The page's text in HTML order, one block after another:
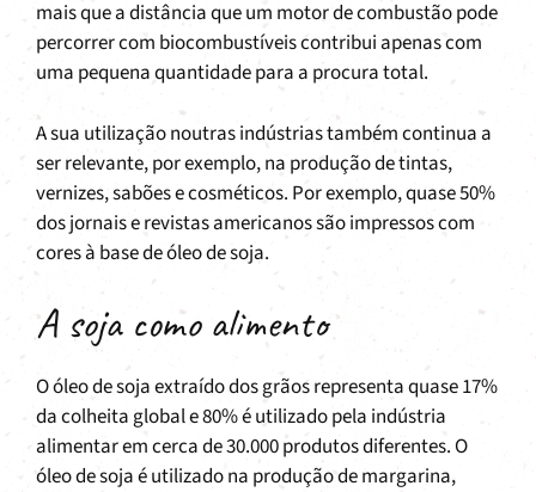
mais que a distância que um motor de combustão pode
percorrer com biocombustíveis contribui apenas com
uma pequena quantidade para a procura total.
A sua utilização noutras indústrias também continua a
ser relevante, por exemplo, na produção de tintas,
vernizes, sabões e cosméticos. Por exemplo, quase 50%
dos jornais e revistas americanos são impressos com
cores à base de óleo de soja.
A soja como alimento
O óleo de soja extraído dos grãos representa quase 17%
da colheita global e 80% é utilizado pela indústria
alimentar em cerca de 30.000 produtos diferentes. O
óleo de soja é utilizado na produção de margarina,